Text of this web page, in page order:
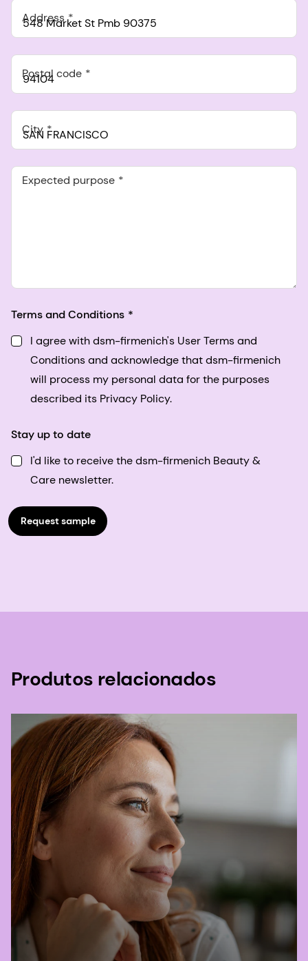
Address
Postal code
City
Expected purpose
Terms and Conditions
I agree with dsm-firmenich's User Terms and
Conditions and acknowledge that dsm-firmenich
will process my personal data for the purposes
described its Privacy Policy.
Stay up to date
I'd like to receive the dsm-firmenich Beauty &
Care newsletter.
Request sample
Produtos relacionados